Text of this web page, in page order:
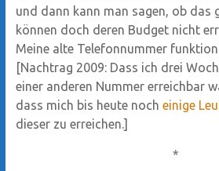
und dann kann man sagen, ob das
können doch deren Budget nicht
Meine alte Telefonnummer
[Nachtrag 2009: Dass ich drei
einer anderen Nummer erreichbar
dass mich bis heute noch einige
dieser zu erreichen.]
*